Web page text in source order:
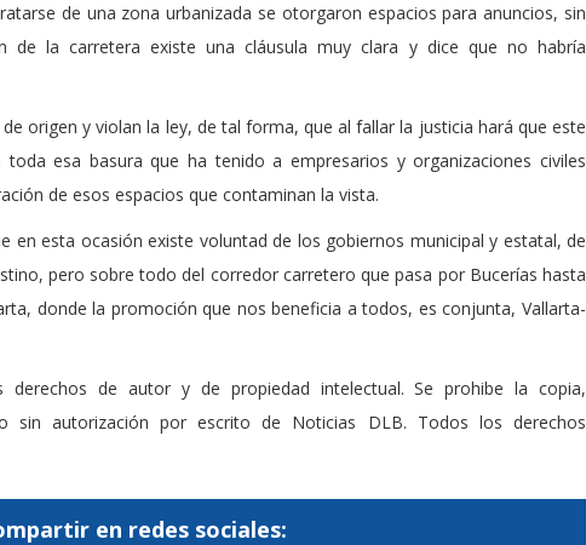
de una zona urbanizada se otorgaron espacios para anuncios, sin
de la carretera existe una cláusula muy clara y dice que no habría
origen y violan la ley, de tal forma, que al fallar la justicia hará que este
esa basura que ha tenido a empresarios y organizaciones civiles
de esos espacios que contaminan la vista.
en esta ocasión existe voluntad de los gobiernos municipal y estatal, de
pero sobre todo del corredor carretero que pasa por Bucerías hasta
donde la promoción que nos beneficia a todos, es conjunta, Vallarta-
de autor y de propiedad intelectual. Se prohibe la copia,
sin autorización por escrito de Noticias DLB. Todos los derechos
en redes sociales: